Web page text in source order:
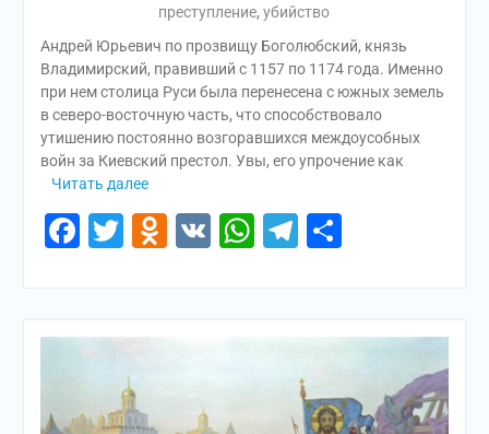
преступление,убийство
Андрей Юрьевич по прозвищу Боголюбский, князь
Владимирский, правивший с 1157 по 1174 года. Именно
при нем столица Руси была перенесена с южных земель
в северо-восточную часть, что способствовало
утишению постоянно возгоравшихся междоусобных
войн за Киевский престол. Увы, его упрочение как
Читать далее
Facebook
Twitter
Odnoklassniki
VKWhatsApp
Telegram